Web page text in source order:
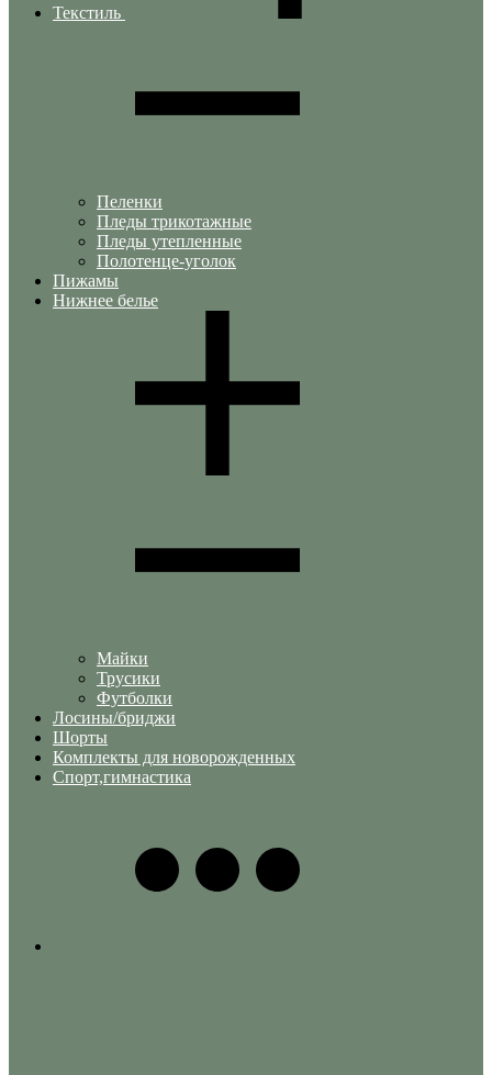
Текстиль
Пеленки
Пледы трикотажные
Пледы утепленные
Полотенце-уголок
Пижамы
Нижнее белье
Майки
Трусики
Футболки
Лосины/бриджи
Шорты
Комплекты для новорожденных
Спорт,гимнастика